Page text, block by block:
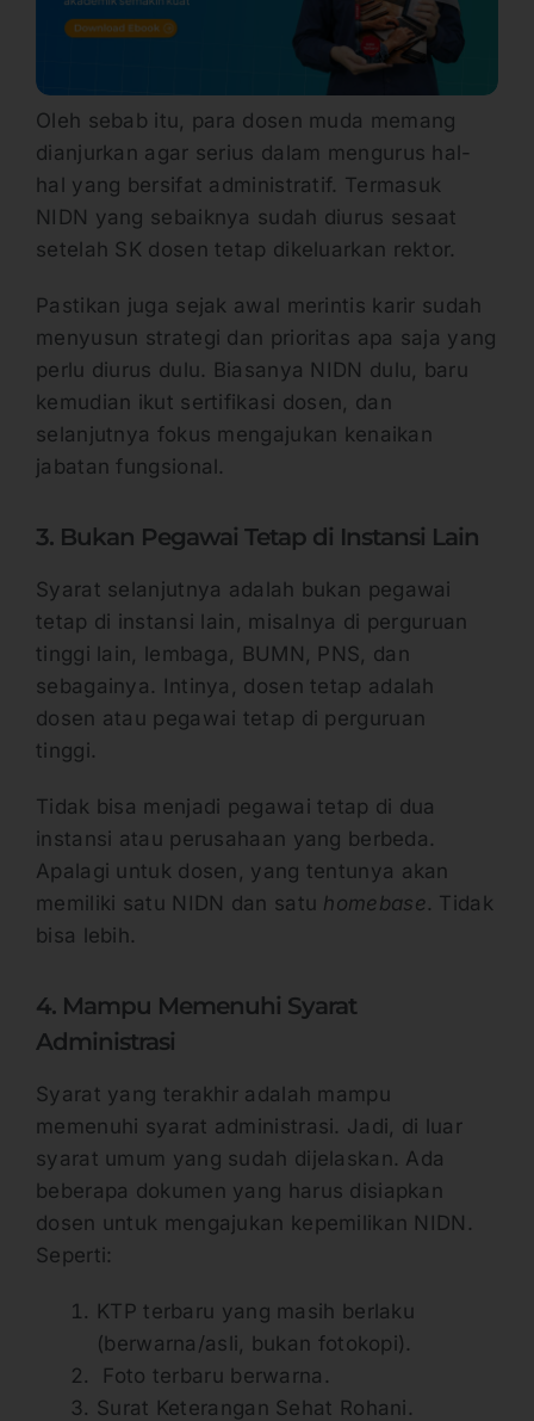
Oleh sebab itu, para dosen muda memang
dianjurkan agar serius dalam mengurus hal-
hal yang bersifat administratif. Termasuk
NIDN yang sebaiknya sudah diurus sesaat
setelah SK dosen tetap dikeluarkan rektor.
Pastikan juga sejak awal merintis karir sudah
menyusun strategi dan prioritas apa saja yang
perlu diurus dulu. Biasanya NIDN dulu, baru
kemudian ikut sertifikasi dosen, dan
selanjutnya fokus mengajukan kenaikan
jabatan fungsional.
3. Bukan Pegawai Tetap di Instansi Lain
Syarat selanjutnya adalah bukan pegawai
tetap di instansi lain, misalnya di perguruan
tinggi lain, lembaga, BUMN, PNS, dan
sebagainya. Intinya, dosen tetap adalah
dosen atau pegawai tetap di perguruan
tinggi.
Tidak bisa menjadi pegawai tetap di dua
instansi atau perusahaan yang berbeda.
Apalagi untuk dosen, yang tentunya akan
memiliki satu NIDN dan satu homebase. Tidak
bisa lebih.
4. Mampu Memenuhi Syarat
Administrasi
Syarat yang terakhir adalah mampu
memenuhi syarat administrasi. Jadi, di luar
syarat umum yang sudah dijelaskan. Ada
beberapa dokumen yang harus disiapkan
dosen untuk mengajukan kepemilikan NIDN.
Seperti:
KTP terbaru yang masih berlaku
(berwarna/asli, bukan fotokopi).
Foto terbaru berwarna.
Surat Keterangan Sehat Rohani.